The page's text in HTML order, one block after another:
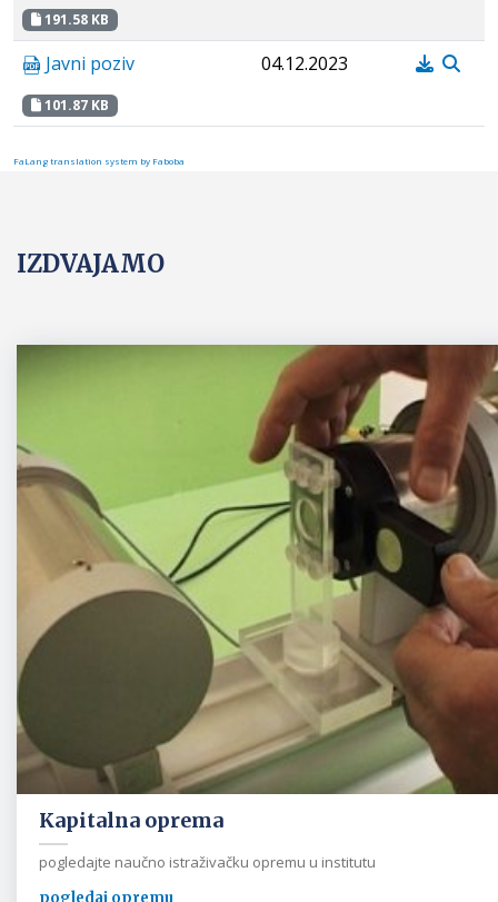
191.58 KB
Javni poziv
101.87 KB
04.12.2023
FaLang translation system by Faboba
IZDVAJAMO
Kapitalna oprema
pogledajte naučno istraživačku opremu u institutu
pogledaj opremu